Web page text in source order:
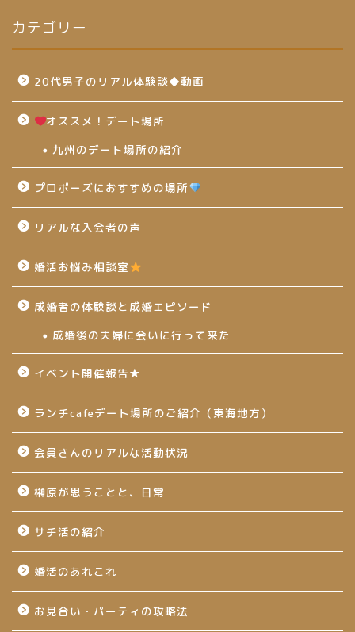
カテゴリー
20代男子のリアル体験談◆動画
オススメ！デート場所
九州のデート場所の紹介
プロポーズにおすすめの場所
リアルな入会者の声
婚活お悩み相談室
成婚者の体験談と成婚エピソード
成婚後の夫婦に会いに行って来た
イベント開催報告★
ランチcafeデート場所のご紹介（東海地方）
会員さんのリアルな活動状況
榊原が思うことと、日常
サチ活の紹介
婚活のあれこれ
お見合い・パーティの攻略法